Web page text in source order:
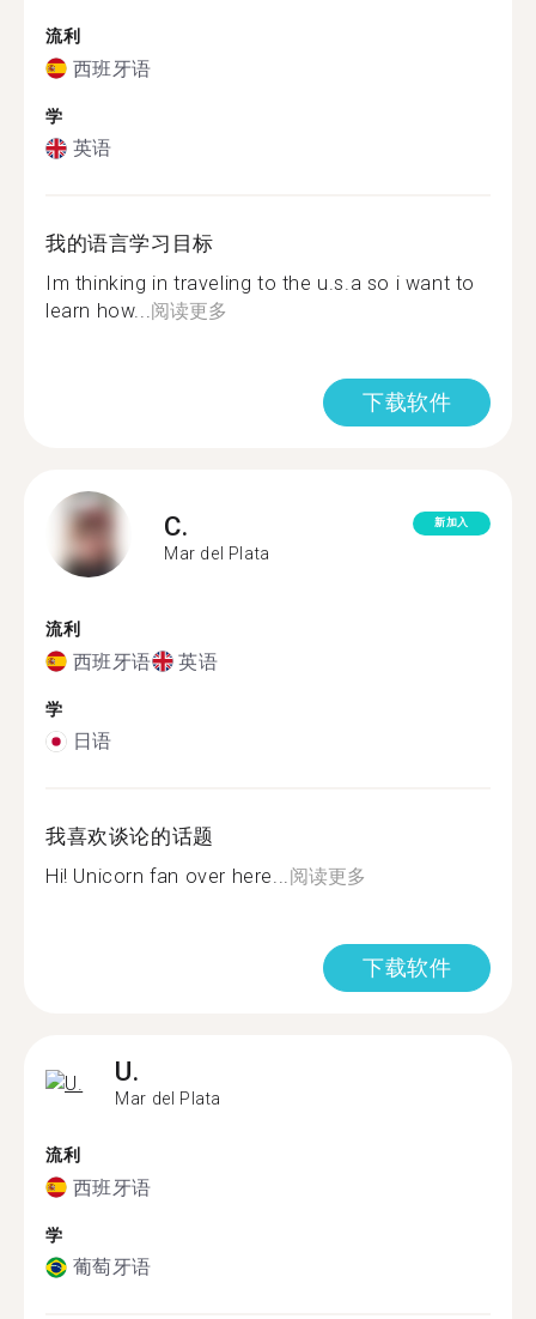
流利
西班牙语
学
英语
我的语言学习目标
Im thinking in traveling to the u.s.a so i want to
learn how...阅读更多
下载软件
C.
Mar del Plata
新加入
流利
西班牙语 英语
学
日语
我喜欢谈论的话题
Hi! Unicorn fan over here...阅读更多
下载软件
U.
Mar del Plata
流利
西班牙语
学
葡萄牙语